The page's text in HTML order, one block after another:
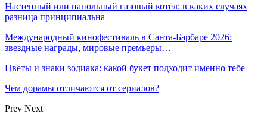
Настенный или напольный газовый котёл: в каких случаях
разница принципиальна
Международный кинофестиваль в Санта-Барбаре 2026:
звездные награды, мировые премьеры…
Цветы и знаки зодиака: какой букет подходит именно тебе
Чем дорамы отличаются от сериалов?
Prev Next